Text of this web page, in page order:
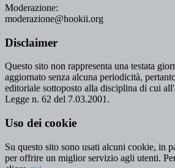
Moderazione:
moderazione@hookii.org
Disclaimer
Questo sito non rappresenta una testata
aggiornato senza alcuna periodicità,
editoriale sottoposto alla disciplina di cui
Legge n. 62 del 7.03.2001.
Uso dei cookie
Su questo sito sono usati alcuni cookie, in
per offrire un miglior servizio agli utenti.